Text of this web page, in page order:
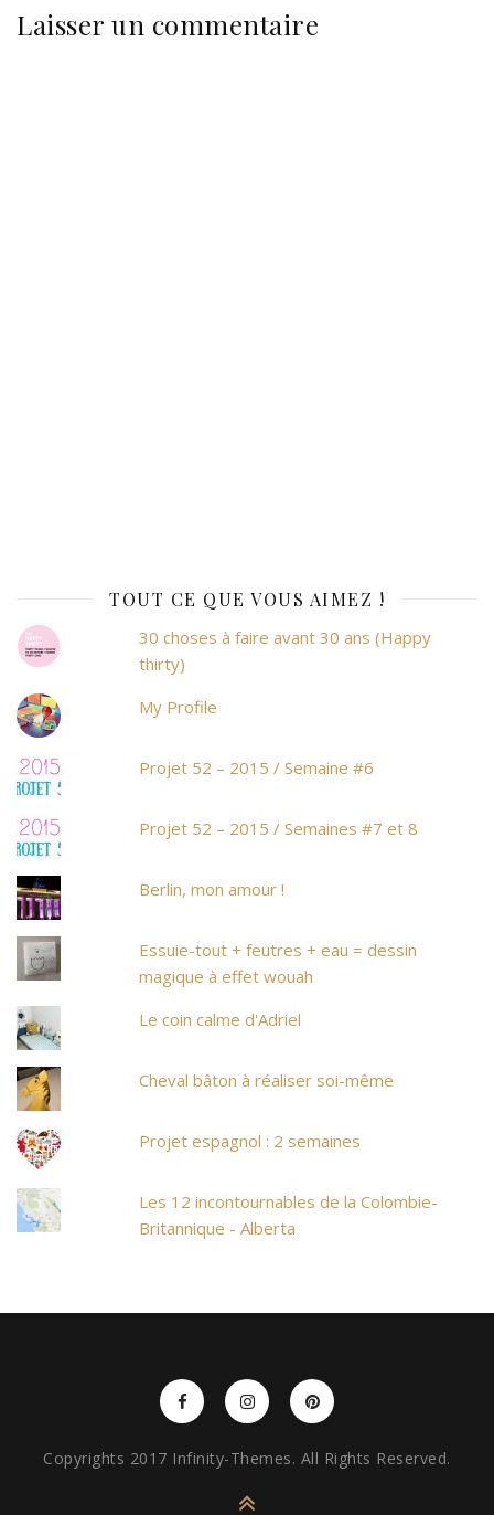
Laisser un commentaire
TOUT CE QUE VOUS AIMEZ !
30 choses à faire avant 30 ans (Happy
thirty)
My Profile
Projet 52 – 2015 / Semaine #6
Projet 52 – 2015 / Semaines #7 et 8
Berlin, mon amour !
Essuie-tout + feutres + eau = dessin
magique à effet wouah
Le coin calme d'Adriel
Cheval bâton à réaliser soi-même
Projet espagnol : 2 semaines
Les 12 incontournables de la Colombie-
Britannique - Alberta
Copyrights 2017 Infinity-Themes. All Rights Reserved.